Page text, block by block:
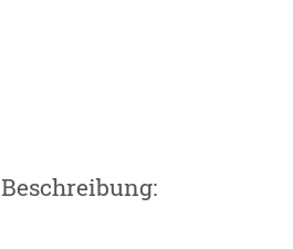
Beschreibung: